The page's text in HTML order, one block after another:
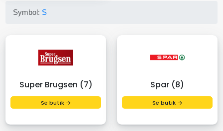
Symbol: S
Super Brugsen (7)
Se butik →
Spar (8)
Se butik →